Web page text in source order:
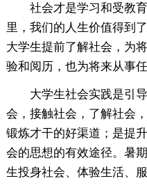
社会才是学习和受教
里，我们的人生价值得到
大学生提前了解社会，为
验和阅历，也为将来从事
大学生社会实践是引
会，接触社会，了解社会
锻炼才干的好渠道；是提
会的思想的有效途径。暑
生投身社会、体验生活、